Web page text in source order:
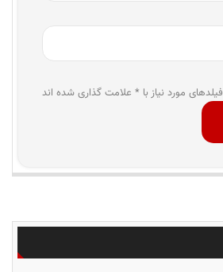
فیلدهای مورد نیاز با * علامت گذاری شده اند